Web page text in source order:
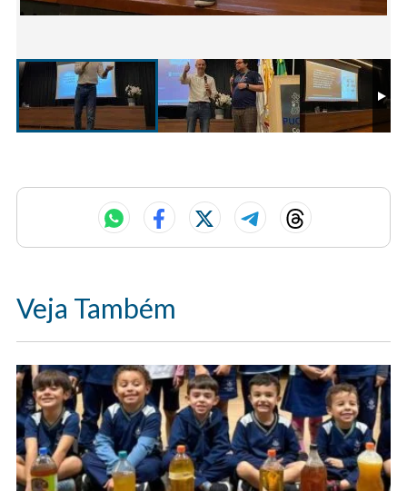
Veja Também